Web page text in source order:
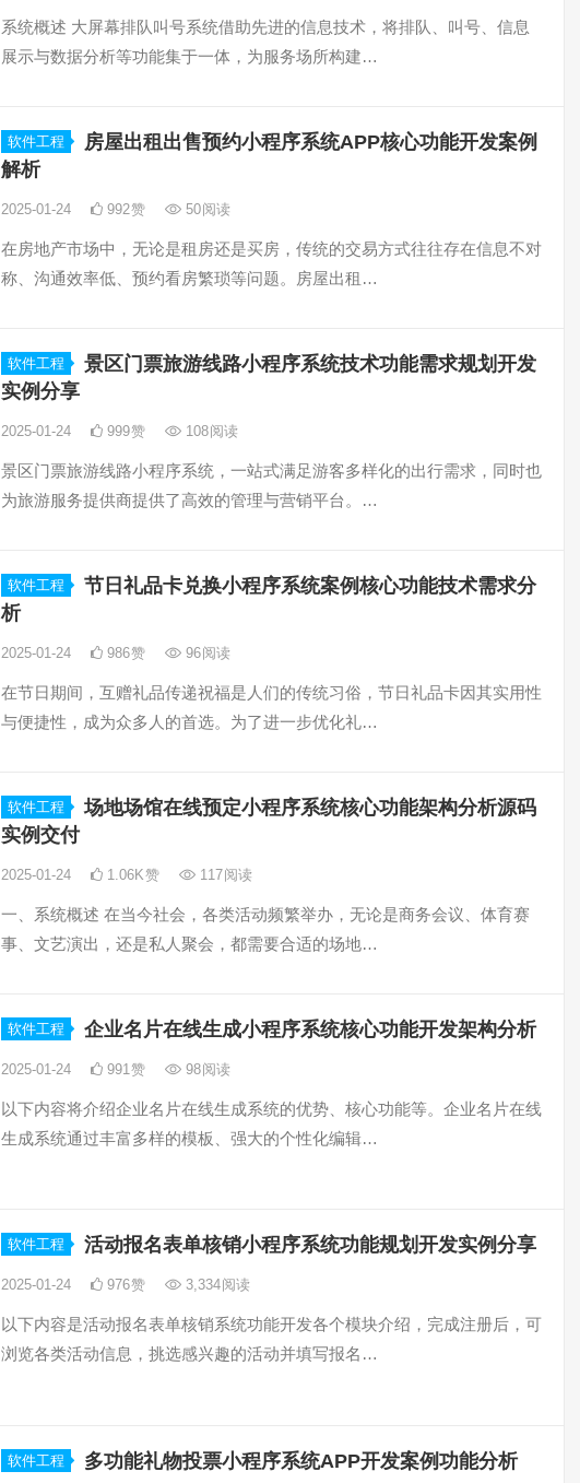
系统概述 大屏幕排队叫号系统借助先进的信息技术，将排队、叫号、信息
展示与数据分析等功能集于一体，为服务场所构建…
软件工程
房屋出租出售预约小程序系统APP核心功能开发案例
解析
2025-01-24 992赞 50阅读
在房地产市场中，无论是租房还是买房，传统的交易方式往往存在信息不对
称、沟通效率低、预约看房繁琐等问题。房屋出租…
软件工程
景区门票旅游线路小程序系统技术功能需求规划开发
实例分享
2025-01-24 999赞 108阅读
景区门票旅游线路小程序系统，一站式满足游客多样化的出行需求，同时也
为旅游服务提供商提供了高效的管理与营销平台。…
软件工程
节日礼品卡兑换小程序系统案例核心功能技术需求分
析
2025-01-24 986赞 96阅读
在节日期间，互赠礼品传递祝福是人们的传统习俗，节日礼品卡因其实用性
与便捷性，成为众多人的首选。为了进一步优化礼…
软件工程
场地场馆在线预定小程序系统核心功能架构分析源码
实例交付
2025-01-24 1.06K赞 117阅读
一、系统概述 在当今社会，各类活动频繁举办，无论是商务会议、体育赛
事、文艺演出，还是私人聚会，都需要合适的场地…
软件工程 企业名片在线生成小程序系统核心功能开发架构分析
2025-01-24 991赞 98阅读
以下内容将介绍企业名片在线生成系统的优势、核心功能等。企业名片在线
生成系统通过丰富多样的模板、强大的个性化编辑…
软件工程 活动报名表单核销小程序系统功能规划开发实例分享
2025-01-24 976赞 3,334阅读
以下内容是活动报名表单核销系统功能开发各个模块介绍，完成注册后，可
浏览各类活动信息，挑选感兴趣的活动并填写报名…
软件工程 多功能礼物投票小程序系统APP开发案例功能分析